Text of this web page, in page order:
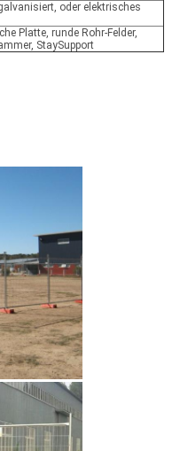
oder elektrisches
Platte, runde Rohr-Felder,
StaySupport